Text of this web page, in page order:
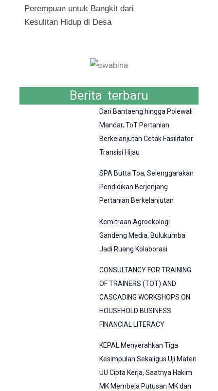
Perempuan untuk Bangkit dari
Kesulitan Hidup di Desa
Berita terbaru
Dari Bantaeng hingga Polewali
Mandar, ToT Pertanian
Berkelanjutan Cetak Fasilitator
Transisi Hijau
SPA Butta Toa, Selenggarakan
Pendidikan Berjenjang
Pertanian Berkelanjutan
Kemitraan Agroekologi
Gandeng Media, Bulukumba
Jadi Ruang Kolaborasi
CONSULTANCY FOR TRAINING
OF TRAINERS (TOT) AND
CASCADING WORKSHOPS ON
HOUSEHOLD BUSINESS
FINANCIAL LITERACY
KEPAL Menyerahkan Tiga
Kesimpulan Sekaligus Uji Materi
UU Cipta Kerja, Saatnya Hakim
MK Membela Putusan MK dan